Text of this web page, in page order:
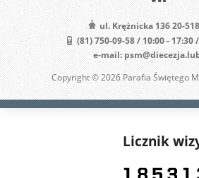
ul. Krężnicka 136 20-
(81) 750-09-58 / 10:00 - 17:30
e-mail:
Copyright © 2026 Parafia Świętego
Licznik